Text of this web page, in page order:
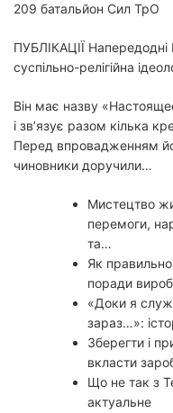
209 батальйон Сил ТрО
ПУБЛІКАЦІЇ Напередодні
суспільно-релігійна
Він має назву
і зв’язує разом кілька
Перед впровадженням
чиновники доручили…
Мистецтво
перемоги,
та…
Як
поради
«Доки я
зараз…»:
Зберегти і
вкласти
Що не так з
актуальне